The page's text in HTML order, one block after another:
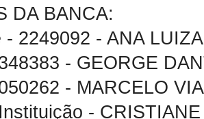
DA BANCA:
- 2249092 - ANA
- GEORGE
- MARCELO
-